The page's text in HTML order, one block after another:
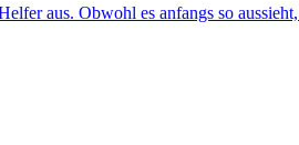
aus. Obwohl es anfangs so